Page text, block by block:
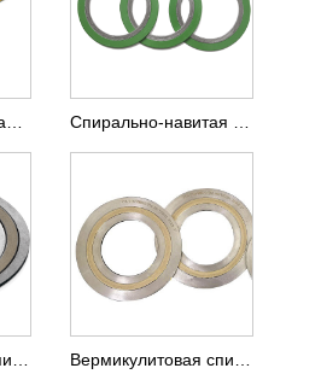
Спиральная прокладка Monel 400 с внутренним и наружным кольцом Спирально-навитая прокладка с наружным центрирующим кольцом